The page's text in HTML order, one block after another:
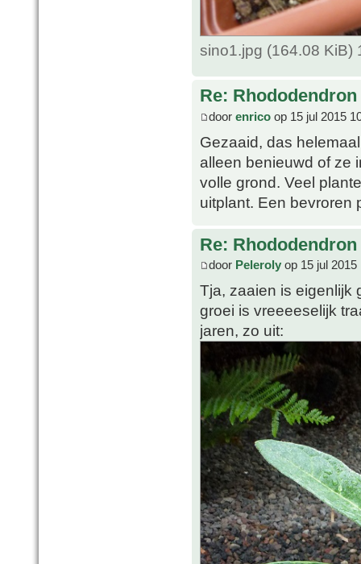
sino1.jpg (164.08 KiB)
Re:
door enrico op 15 jul 2015
Gezaaid, das
alleen benieuwd of ze
volle grond. Veel
uitplant. Een bevroren
Re:
door Peleroly op 15 jul 2015
Tja, zaaien is eigenlijk
groei is vreeeeselijk
jaren, zo uit: